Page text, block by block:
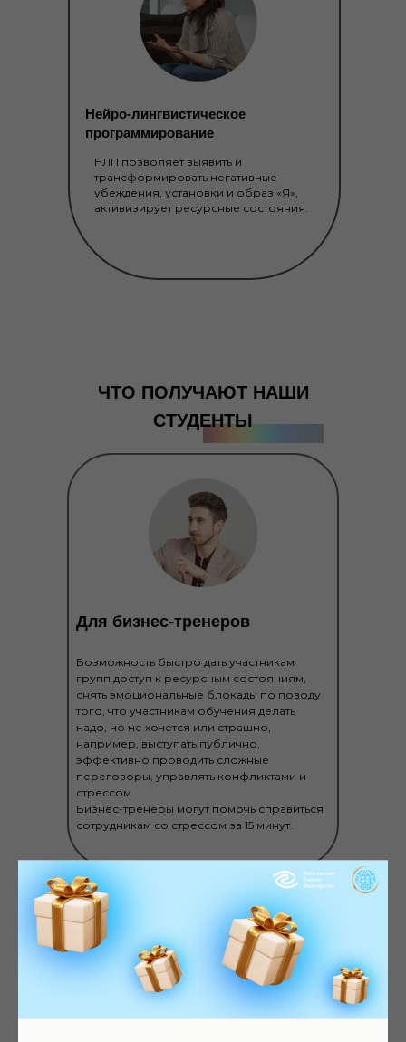
НЛП позволяет выявить и
трансформировать негативные
убеждения, установки и образ «Я»,
активизирует ресурсные состояния.
Нейро-лингвистическое
программирование
ЧТО ПОЛУЧАЮТ НАШИ
СТУДЕНТЫ
Для коучей
Возможность быстро дать участникам
групп доступ к ресурсным состояниям,
снять эмоциональные блокады по поводу
того, что участникам обучения делать
надо, но не хочется или страшно,
например, выступать публично,
эффективно проводить сложные
переговоры, управлять конфликтами и
стрессом.
Бизнес-тренеры могут помочь справиться
сотрудникам со стрессом за 15 минут.
Для бизнес-тренеров